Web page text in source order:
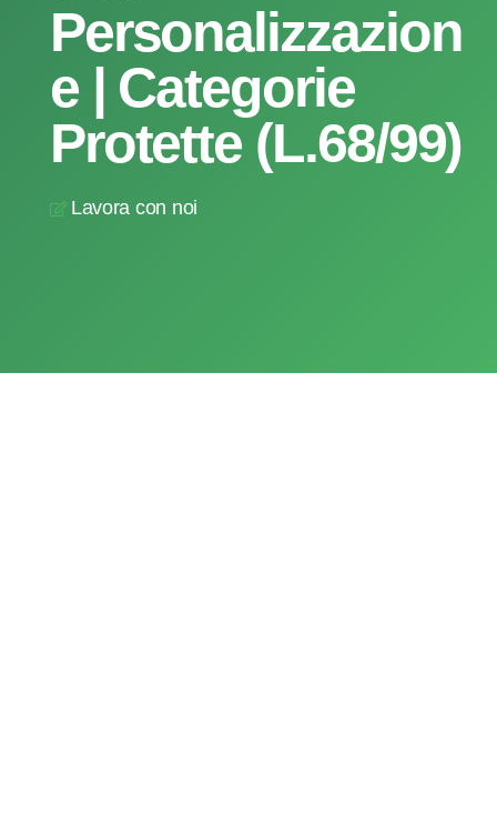
Personalizzazion
e | Categorie
Protette (L.68/99)
Lavora con noi